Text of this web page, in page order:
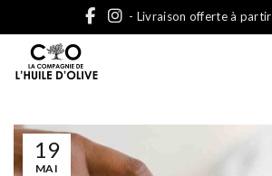
- Livraison offerte à
19
MAI